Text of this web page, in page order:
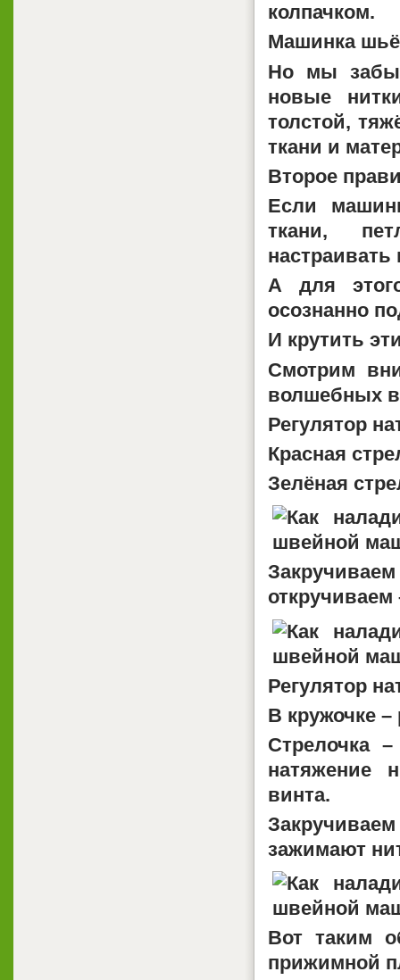
колпачком.
Машинка
Но мы
новые
толстой,
ткани и
Второе
Если
ткани,
настраивать
А для
осознанно
И крутить
Смотрим
волшебных
Регулятор
Красная
Зелёная
откручиваем
Регулятор
В кружочке –
Стрелочка –
натяжение
винта.
зажимают
Вот таким
прижимной